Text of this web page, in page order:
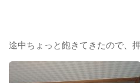
途中ちょっと飽きてきたので、